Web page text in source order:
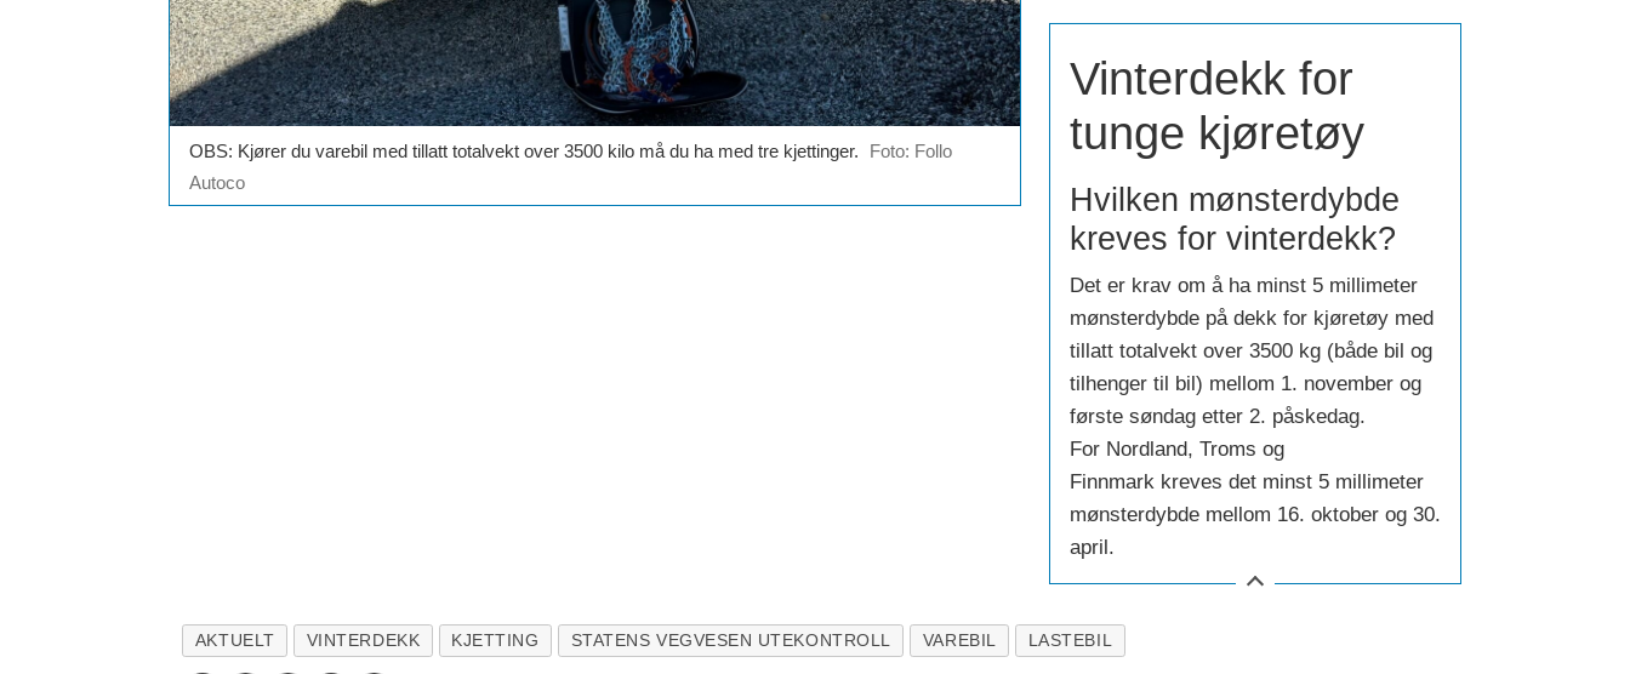
OBS: Kjører du varebil med tillatt totalvekt over 3500 kilo må du ha med tre kjettinger.
Foto: Follo
Autoco
Vinterdekk for
tunge kjøretøy
Hvilken mønsterdybde
kreves for vinterdekk?
Det er krav om å ha minst 5 millimeter
mønsterdybde på dekk for kjøretøy med
tillatt totalvekt over 3500 kg (både bil og
tilhenger til bil) mellom 1. november og
første søndag etter 2. påskedag.
For Nordland, Troms og
Finnmark kreves det minst 5 millimeter
mønsterdybde mellom 16. oktober og 30.
april.
AKTUELT VINTERDEKK KJETTING STATENS VEGVESEN UTEKONTROLL VAREBIL LASTEBIL